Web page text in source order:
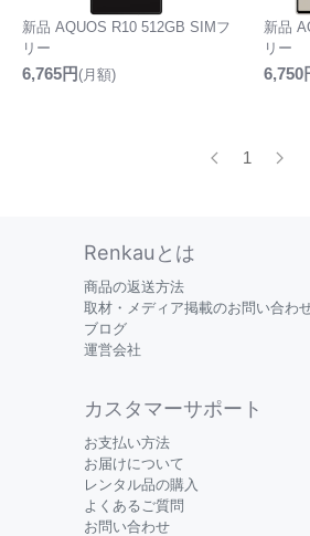
新品 AQUOS R10 512GB SIMフ
リー
6,765円(月額)
新品
リー
6,750
1
Renkauとは
商品の返送方法
取材・メディア掲載のお問い合わ
ブログ
運営会社
カスタマーサポート
お支払い方法
お届けについて
レンタル品の購入
よくあるご質問
お問い合わせ